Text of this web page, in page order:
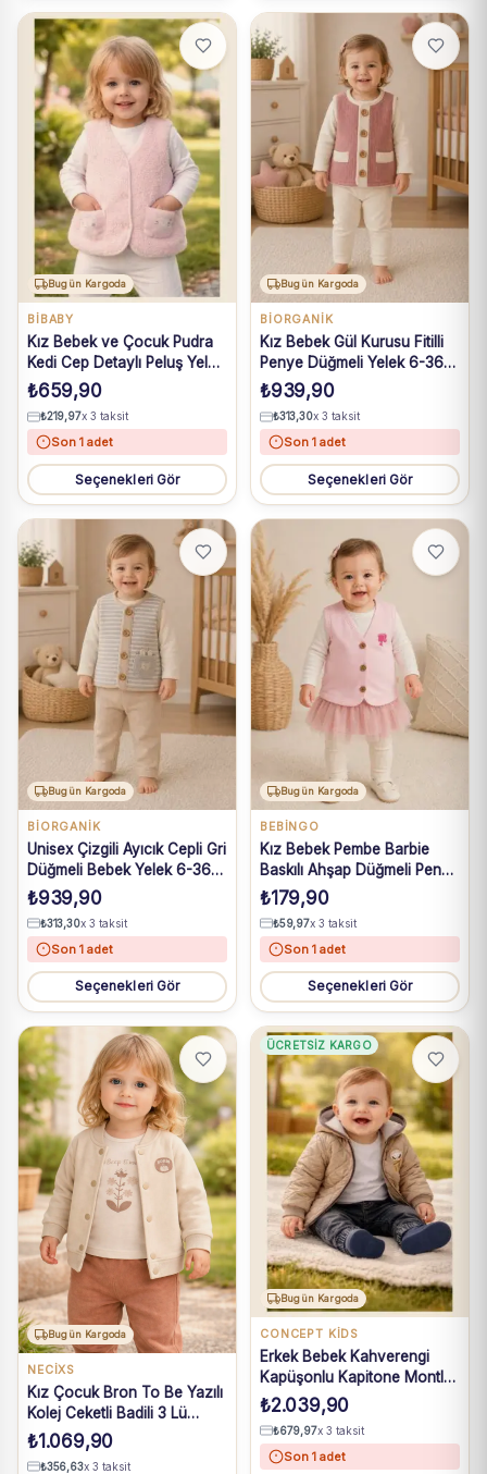
Bugün Kargoda
BIBABY
Kız Bebek ve Çocuk Pudra
Kedi Cep Detaylı Peluş Yelek
6 Ay-3 Yaş
₺659,90
₺219,97x 3 taksit
Son 1 adet
Seçenekleri Gör
Bugün Kargoda
BIORGANIK
Kız Bebek Gül Kurusu Fitilli
Penye Düğmeli Yelek 6-36
Ay
₺939,90
₺313,30x 3 taksit
Son 1 adet
Seçenekleri Gör
Bugün Kargoda
BIORGANIK
Unisex Çizgili Ayıcık Cepli Gri
Düğmeli Bebek Yelek 6-36
Ay
₺939,90
₺313,30x 3 taksit
Son 1 adet
Seçenekleri Gör
Bugün Kargoda
BEBİNGO
Kız Bebek Pembe Barbie
Baskılı Ahşap Düğmeli Penye
Yelek 3-18 Ay
₺179,90
₺59,97x 3 taksit
Son 1 adet
Seçenekleri Gör
Bugün Kargoda
NECİXS
Kız Çocuk Bron To Be Yazılı
Kolej Ceketli Badili 3 Lü
Takım
₺1.069,90
₺356,63x 3 taksit
ÜCRETSIZ KARGO
Bugün Kargoda
CONCEPT KİDS
Erkek Bebek Kahverengi
Kapüşonlu Kapitone Montlu
Kot Pantolonlu 3lü Takım 6-
18 Ay
₺2.039,90
₺679,97x 3 taksit
Son 1 adet